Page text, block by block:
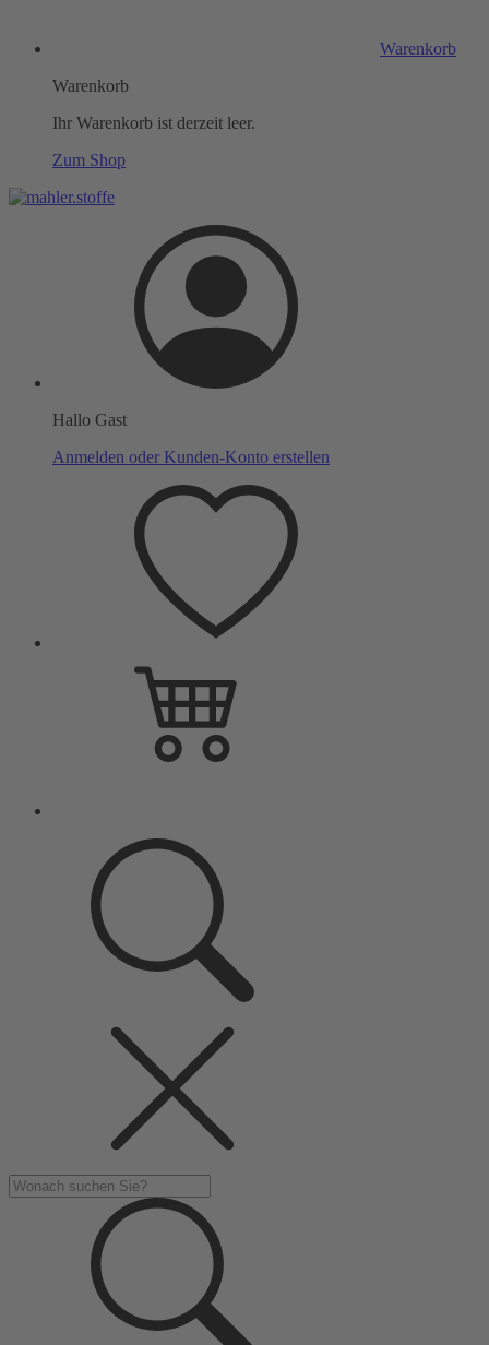
Warenkorb
Warenkorb
Ihr Warenkorb ist derzeit leer.
Zum Shop
Hallo Gast
Anmelden oder Kunden-Konto erstellen